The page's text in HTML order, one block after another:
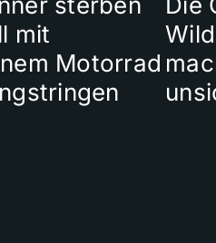
mit
Motorrad